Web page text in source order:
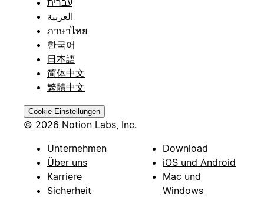
العربية
ภาษาไทย
한국어
日本語
简体中文
繁體中文
Cookie-Einstellungen
© 2026 Notion Labs, Inc.
Unternehmen
Über uns
Karriere
Sicherheit
Download
iOS und Android
Mac und
Windows